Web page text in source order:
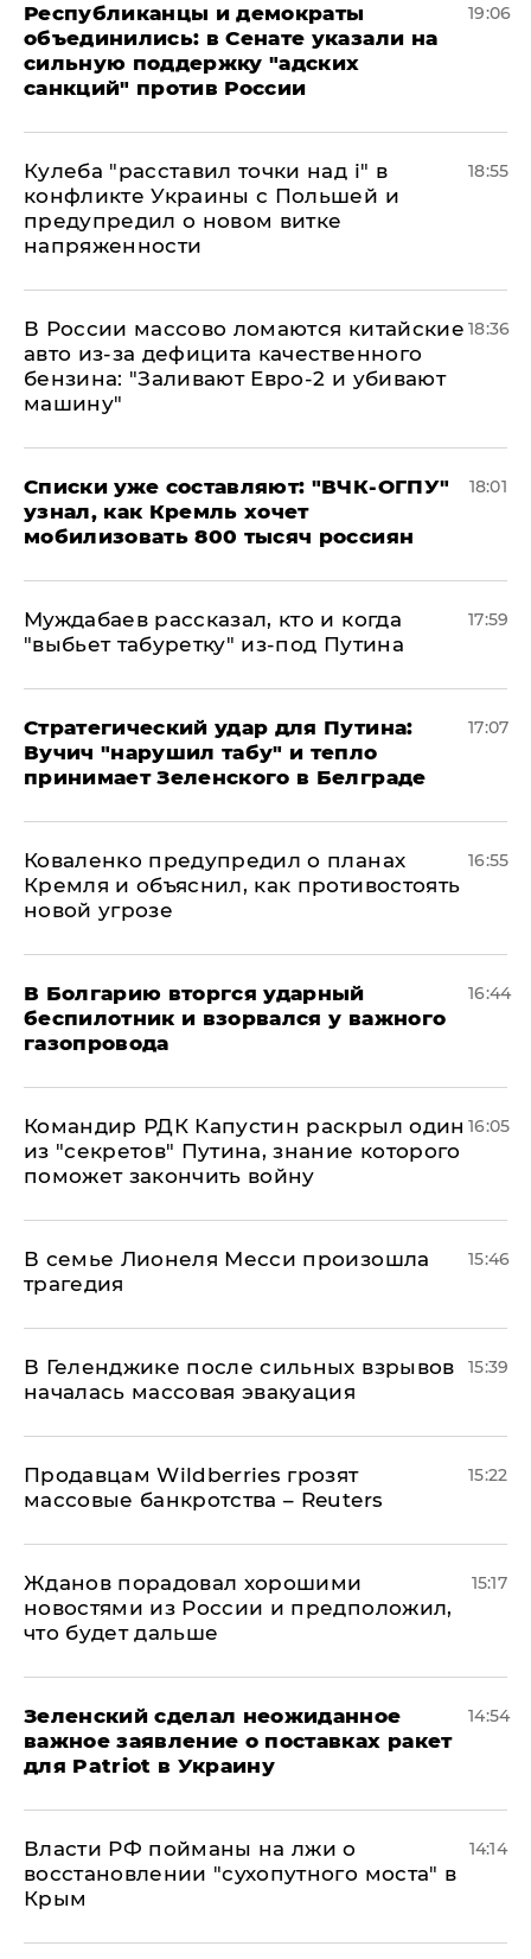
Республиканцы и демократы
объединились: в Сенате указали на
сильную поддержку "адских
санкций" против России
19:06
Кулеба "расставил точки над і" в
конфликте Украины с Польшей и
предупредил о новом витке
напряженности
18:55
В России массово ломаются китайские
авто из-за дефицита качественного
бензина: "Заливают Евро-2 и убивают
машину"
18:36
Списки уже составляют: "ВЧК-ОГПУ"
узнал, как Кремль хочет
мобилизовать 800 тысяч россиян
18:01
Муждабаев рассказал, кто и когда
"выбьет табуретку" из-под Путина
17:59
Стратегический удар для Путина:
Вучич "нарушил табу" и тепло
принимает Зеленского в Белграде
17:07
Коваленко предупредил о планах
Кремля и объяснил, как противостоять
новой угрозе
16:55
В Болгарию вторгся ударный
беспилотник и взорвался у важного
газопровода
16:44
Командир РДК Капустин раскрыл один
из "секретов" Путина, знание которого
поможет закончить войну
16:05
В семье Лионеля Месси произошла
трагедия
15:46
В Геленджике после сильных взрывов
началась массовая эвакуация
15:39
Продавцам Wildberries грозят
массовые банкротства – Reuters
15:22
Жданов порадовал хорошими
новостями из России и предположил,
что будет дальше
15:17
Зеленский сделал неожиданное
важное заявление о поставках ракет
для Patriot в Украину
14:54
Власти РФ пойманы на лжи о
восстановлении "сухопутного моста" в
Крым
14:14